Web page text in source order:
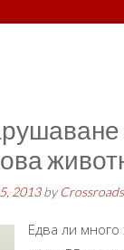
2013by
Едва ли много